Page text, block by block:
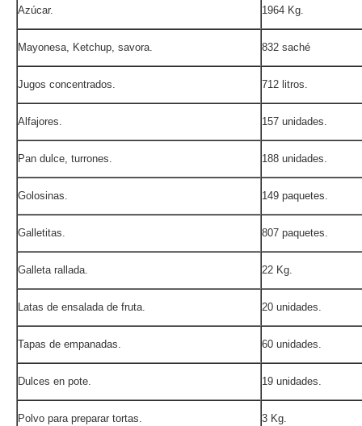
Azúcar. 1964 Kg.
Mayonesa, Ketchup, savora. 832 saché
Jugos concentrados. 712 litros.
Alfajores. 157 unidades.
Pan dulce, turrones. 188 unidades.
Golosinas. 149 paquetes.
Galletitas. 807 paquetes.
Galleta rallada. 22 Kg.
Latas de ensalada de fruta. 20 unidades.
Tapas de empanadas. 60 unidades.
Dulces en pote. 19 unidades.
Polvo para preparar tortas. 3 Kg.